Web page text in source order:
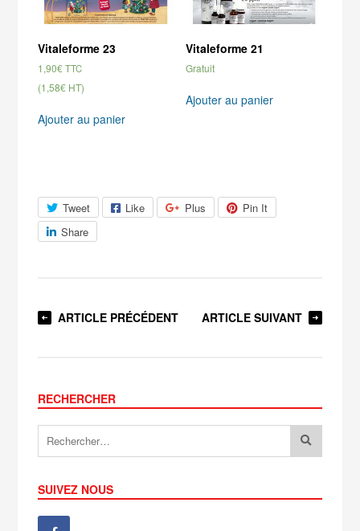
Vitaleforme 23
1,90€ TTC
(1,58€ HT)
Ajouter au panier
Vitaleforme 21
Gratuit
Ajouter au panier
Tweet Like Plus
Pin It
Share
ARTICLE PRÉCÉDENT ARTICLE SUIVANT
RECHERCHER
SUIVEZ NOUS